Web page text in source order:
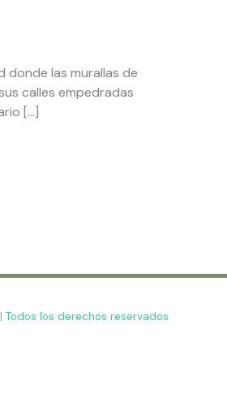
donde las murallas de
calles empedradas
[…]
los derechos reservados